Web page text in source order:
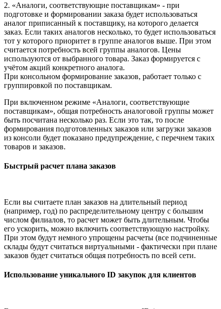
2. «Аналоги, соответствующие поставщикам» - при
подготовке и формировании заказа будет использоваться
аналог приписанный к поставщику, на которого делается
заказ. Если таких аналогов несколько, то будет использоваться
тот у которого приоритет в группе аналогов выше. При этом
считается потребность всей группы аналогов. Цены
используются от выбранного товара. Заказ формируется с
учётом акций конкретного аналога.
При консольном формирование заказов, работает только с
группировкой по поставщикам.
При включенном режиме «Аналоги, соответствующие
поставщикам», общая потребность аналоговой группы может
быть посчитана несколько раз. Если это так, то после
формирования подготовленных заказов или загрузки заказов
из консоли будет показано предупреждение, с перечнем таких
товаров и заказов.
Быстрый расчет плана заказов
Если вы считаете план заказов на длительный период
(например, год) по распределительному центру с большим
числом филиалов, то расчет может быть длительным. Чтобы
его ускорить, можно включить соответствующую настройку.
При этом будут немного упрощены расчеты (все подчиненные
склады будут считаться виртуальными - фактически при плане
заказов будет считаться общая потребность по всей сети.
Использование уникального ID закупок для клиентов